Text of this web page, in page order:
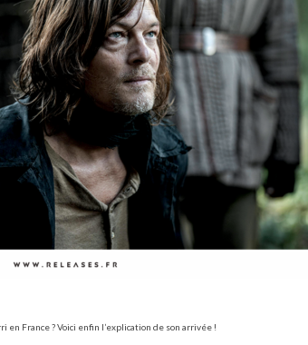
France ? Voici enfin l’explication de son arrivée !